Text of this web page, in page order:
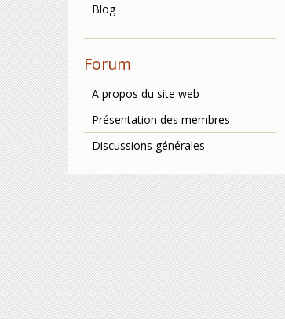
Blog
Forum
A propos du site web
Présentation des membres
Discussions générales